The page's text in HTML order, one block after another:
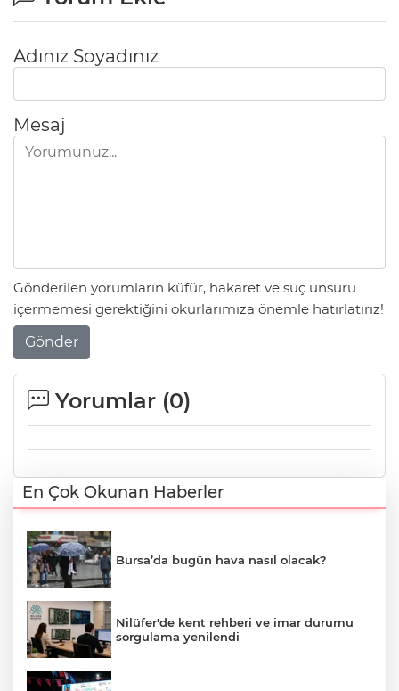
Adınız Soyadınız
Mesaj
Gönderilen yorumların küfür, hakaret ve suç unsuru
içermemesi gerektiğini okurlarımıza önemle hatırlatırız!
Gönder
Yorumlar (0)
En Çok Okunan Haberler
Bursa’da bugün hava nasıl olacak?
Nilüfer'de kent rehberi ve imar durumu
sorgulama yenilendi